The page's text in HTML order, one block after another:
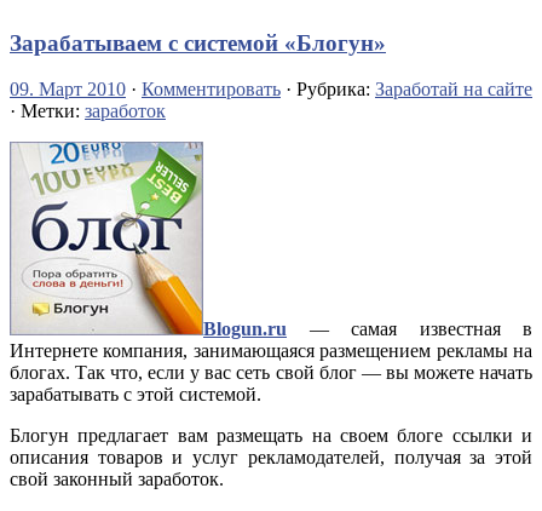
Зарабатываем с системой «Блогун»
09. Март 2010 · Комментировать · Рубрика: Заработай на сайте
· Метки: заработок
Blogun.ru — самая известная в
Интернете компания, занимающаяся размещением рекламы на
блогах. Так что, если у вас сеть свой блог — вы можете начать
зарабатывать с этой системой.
Блогун предлагает вам размещать на своем блоге ссылки и
описания товаров и услуг рекламодателей, получая за этой
свой законный заработок.